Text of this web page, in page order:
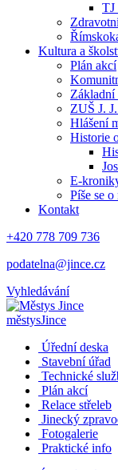
TJ
Kultura a
Plán akcí
Základní
ZUŠ J.
Hlášení
Historie
E-
Píše se o
Kontakt
+420 778 709 736
podatelna@jince.cz
Vyhledávání
městysJince
Úřední deska
Stavební úřad
Technické
Plán akcí
Relace střeleb
Jinecký
Fotogalerie
Praktické info